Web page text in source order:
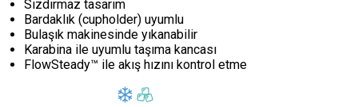
Sızdırmaz tasarım
Bardaklık (cupholder) uyumlu
Bulaşık makinesinde yıkanabilir
Karabina ile uyumlu taşıma kancası
FlowSteady™ ile akış hızını kontrol etme